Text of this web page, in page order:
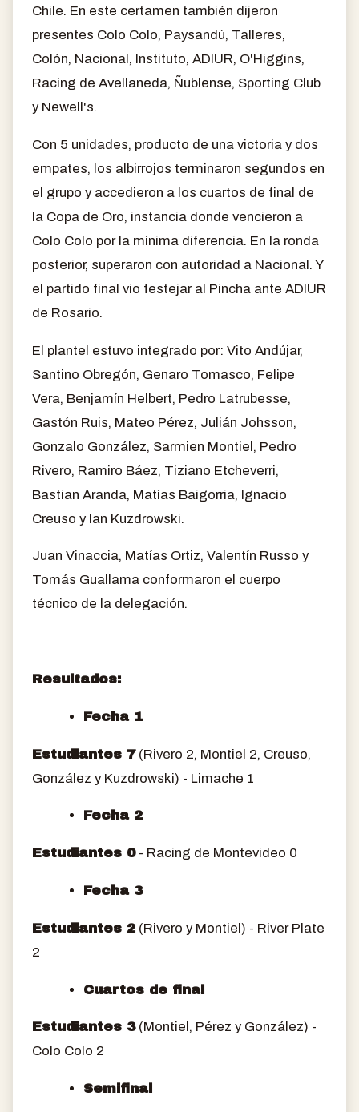
Chile. En este certamen también dijeron
presentes Colo Colo, Paysandú, Talleres,
Colón, Nacional, Instituto, ADIUR, O'Higgins,
Racing de Avellaneda, Ñublense, Sporting Club
y Newell's.
Con 5 unidades, producto de una victoria y dos
empates, los albirrojos terminaron segundos en
el grupo y accedieron a los cuartos de final de
la Copa de Oro, instancia donde vencieron a
Colo Colo por la mínima diferencia. En la ronda
posterior, superaron con autoridad a Nacional. Y
el partido final vio festejar al Pincha ante ADIUR
de Rosario.
El plantel estuvo integrado por: Vito Andújar,
Santino Obregón, Genaro Tomasco, Felipe
Vera, Benjamín Helbert, Pedro Latrubesse,
Gastón Ruis, Mateo Pérez, Julián Johsson,
Gonzalo González, Sarmien Montiel, Pedro
Rivero, Ramiro Báez, Tiziano Etcheverri,
Bastian Aranda, Matías Baigorria, Ignacio
Creuso y Ian Kuzdrowski.
Juan Vinaccia, Matías Ortiz, Valentín Russo y
Tomás Guallama conformaron el cuerpo
técnico de la delegación.
Resultados:
Fecha 1
Estudiantes 7(Rivero 2, Montiel 2, Creuso,
González y Kuzdrowski) - Limache 1
Fecha 2
Estudiantes 0- Racing de Montevideo 0
Fecha 3
Estudiantes 2 (Rivero y Montiel) - River Plate
2
Cuartos de final
Estudiantes 3(Montiel, Pérez y González) -
Colo Colo 2
Semifinal